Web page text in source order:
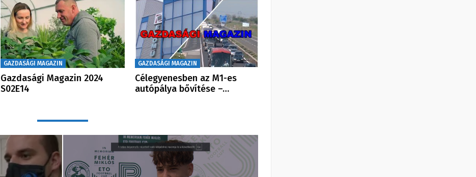
GAZDASÁGI MAGAZIN
Gazdasági Magazin 2024
S02E14
GAZDASÁGI MAGAZIN
Célegyenesben az M1-es
autópálya bővítése –…